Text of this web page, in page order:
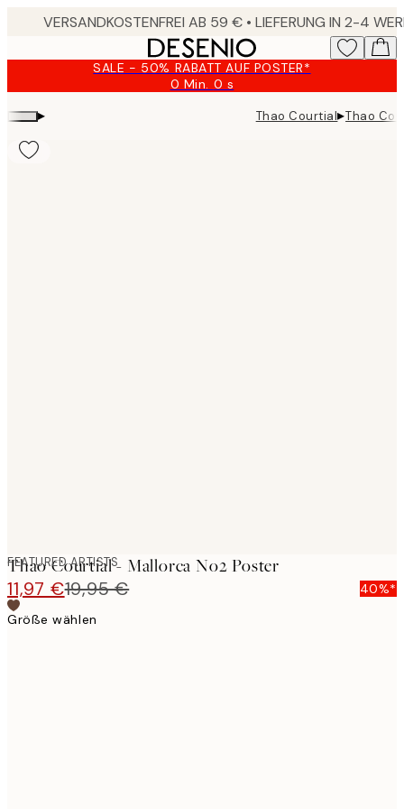
SALE - 50% RABATT AUF POSTER*
0 Min. 0 s
Gültig
▸ Thao Courtial▸Thao
FEATURED ARTISTS
Thao Courtial - Mallorca No2 Poster
11,97 €19,95 €
40%*
Größe wählen